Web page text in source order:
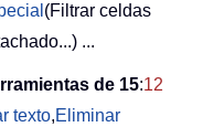
(Filtrar celdas
...
de 15:12
texto,Eliminar